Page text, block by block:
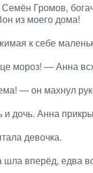
Громов,
из моего дома!
к себе
мороз! — Анна
— он махнул
дочь. Анна
девочка.
вперёд, едва